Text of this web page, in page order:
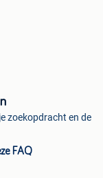
zoekopdracht en de
FAQ